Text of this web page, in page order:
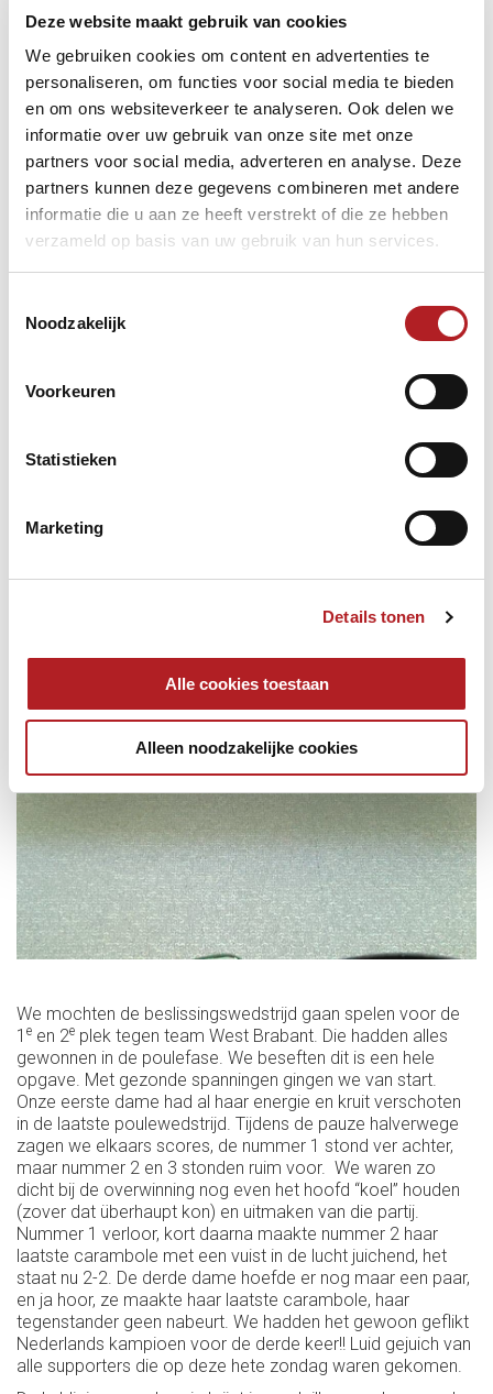
Deze website maakt gebruik van cookies
We gebruiken cookies om content en advertenties te
personaliseren, om functies voor social media te bieden
en om ons websiteverkeer te analyseren. Ook delen we
informatie over uw gebruik van onze site met onze
partners voor social media, adverteren en analyse. Deze
partners kunnen deze gegevens combineren met andere
informatie die u aan ze heeft verstrekt of die ze hebben
verzameld op basis van uw gebruik van hun services.
Noodzakelijk
Voorkeuren
Statistieken
Marketing
Details tonen
Alle cookies toestaan
Alleen noodzakelijke cookies
We mochten de beslissingswedstrijd gaan spelen voor de
1 e en 2e plek tegen team West Brabant. Die hadden alles
gewonnen in de poulefase. We beseften dit is een hele
opgave. Met gezonde spanningen gingen we van start.
Onze eerste dame had al haar energie en kruit verschoten
in de laatste poulewedstrijd. Tijdens de pauze halverwege
zagen we elkaars scores, de nummer 1 stond ver achter,
maar nummer 2 en 3 stonden ruim voor. We waren zo
dicht bij de overwinning nog even het hoofd “koel” houden
(zover dat überhaupt kon) en uitmaken van die partij.
Nummer 1 verloor, kort daarna maakte nummer 2 haar
laatste carambole met een vuist in de lucht juichend, het
staat nu 2-2. De derde dame hoefde er nog maar een paar,
en ja hoor, ze maakte haar laatste carambole, haar
tegenstander geen nabeurt. We hadden het gewoon geflikt
Nederlands kampioen voor de derde keer!! Luid gejuich van
alle supporters die op deze hete zondag waren gekomen.